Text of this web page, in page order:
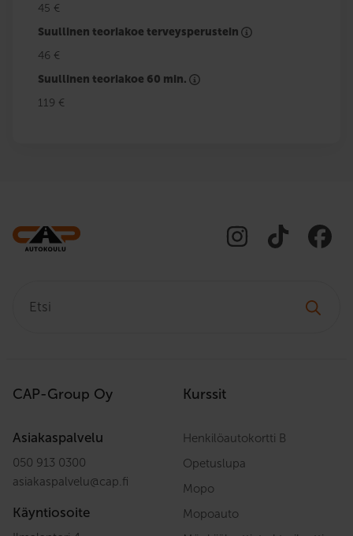
45 €
Suullinen teoriakoe terveysperustein
46 €
Suullinen teoriakoe 60 min.
119 €
CAP-Group Oy
Asiakaspalvelu
050 913 0300
asiakaspalvelu@cap.fi
Käyntiosoite
Kurssit
Henkilöautokortti B
Opetuslupa
Mopo
Mopoauto